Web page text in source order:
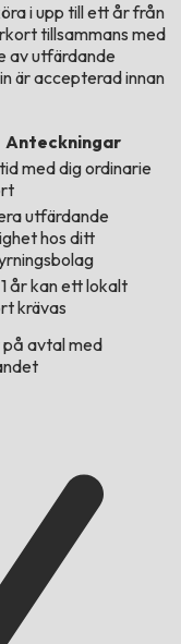
i upp till ett år från
tillsammans med
av utfärdande
är accepterad innan
Anteckningar
med dig ordinarie
utfärdande
hos ditt
år kan ett lokalt
krävas
på avtal med